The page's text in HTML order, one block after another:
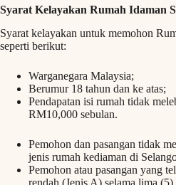
Syarat Kelayakan Rumah Idaman
Syarat kelayakan untuk memohon
seperti berikut:
Warganegara Malaysia;
Berumur 18 tahun dan ke atas;
Pendapatan isi rumah tidak
RM10,000 sebulan.
Pemohon dan pasangan tidak
jenis rumah kediaman di
Pemohon atau pasangan yang
rendah (Jenis A) selama lima (5)